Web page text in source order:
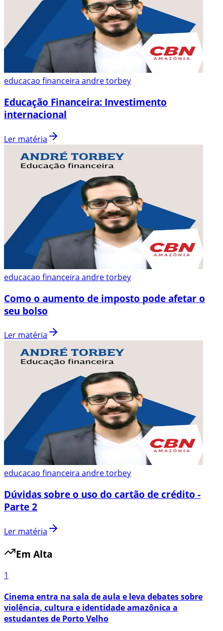
educacao financeira andre torbey
Educação Financeira: Investimento
internacional
Ler matéria
educacao financeira andre torbey
Como o aumento de imposto pode afetar o
seu bolso
Ler matéria
educacao financeira andre torbey
Dúvidas sobre o uso do cartão de crédito -
Parte 2
Ler matéria
Em Alta
1
Cinema entra na sala de aula e leva debates sobre
violência, cultura e identidade amazônica a
estudantes de Porto Velho